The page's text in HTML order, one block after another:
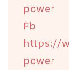
power
https://
power